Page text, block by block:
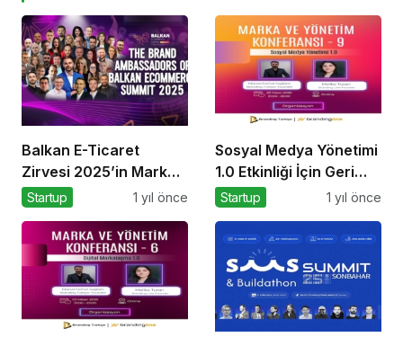
Balkan E-Ticaret
Zirvesi 2025’in Marka
Elçisi Belli Oldu
Startup 1 yıl önce
Sosyal Medya Yönetimi
1.0 Etkinliği İçin Geri
Sayım!
Startup 1 yıl önce